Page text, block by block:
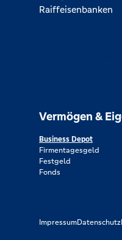
Vermögen &
Business Depot
Firmentagesgeld
Festgeld
Fonds
ImpressumDatenschutz